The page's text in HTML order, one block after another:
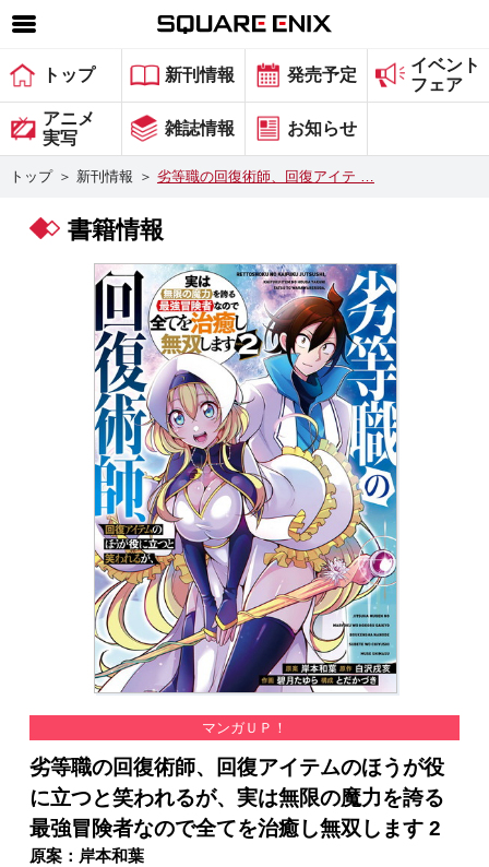
SQUARE ENIX 公式サイトメニュー
ゲーム
マガジン＆ブックス
グッズ
会社情報 採用情報
スクウェア・エニックス サイト内検索
トップ 新刊情報 発売予定
イベント
フェア
アニメ
実写
雑誌情報 お知らせ
トップ ＞ 新刊情報 ＞ 劣等職の回復術師、回復アイテ …
書籍情報
マンガＵＰ！
劣等職の回復術師、回復アイテムのほうが役
に立つと笑われるが、実は無限の魔力を誇る
最強冒険者なので全てを治癒し無双します 2
原案：岸本和葉